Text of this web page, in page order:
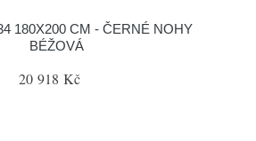
180X200 CM - ČERNÉ NOHY
BÉŽOVÁ
20 918 Kč